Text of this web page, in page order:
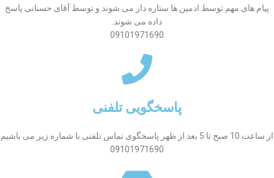
پیام های مهم توسط ادمین ها ستاره دار می شوند و توسط آقای حسنانی پاسخ
داده می شوند.
09101971690
پاسخگویی تلفنی
از ساعت 10 صبح تا 5 بعد از ظهر پاسخگوی تماس تلفنی با شماره زیر می باشیم
09101971690